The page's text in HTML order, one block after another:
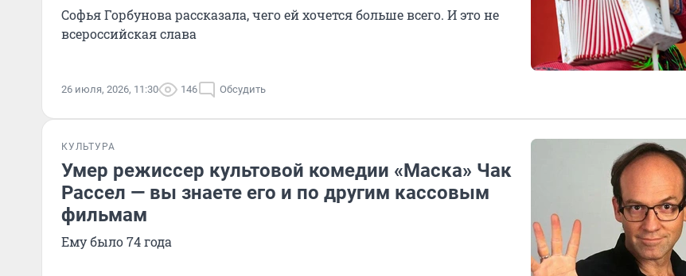
Софья Горбунова рассказала, чего ей хочется больше всего. И это не
всероссийская слава
26 июля, 2026, 11:30 146 Обсудить
КУЛЬТУРА
Умер режиссер культовой комедии «Маска» Чак
Рассел — вы знаете его и по другим кассовым
фильмам
Ему было 74 года